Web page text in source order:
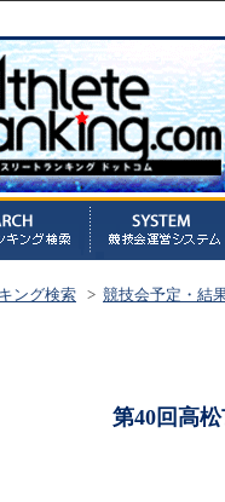
ング検索 > 競技会予定・結
第40回高